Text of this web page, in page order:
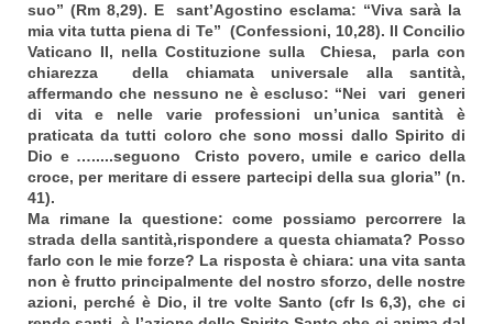
suo” (Rm 8,29). E sant’Agostino esclama: “Viva sarà la
mia vita tutta piena di Te” (Confessioni, 10,28). Il Concilio
Vaticano II, nella Costituzione sulla Chiesa, parla con
chiarezza della chiamata universale alla santità,
affermando che nessuno ne è escluso: “Nei vari generi
di vita e nelle varie professioni un’unica santità è
praticata da tutti coloro che sono mossi dallo Spirito di
Dio e ….....seguono Cristo povero, umile e carico della
croce, per meritare di essere partecipi della sua gloria” (n.
41).
Ma rimane la questione: come possiamo percorrere la
strada della santità,rispondere a questa chiamata? Posso
farlo con le mie forze? La risposta è chiara: una vita santa
non è frutto principalmente del nostro sforzo, delle nostre
azioni, perché è Dio, il tre volte Santo (cfr Is 6,3), che ci